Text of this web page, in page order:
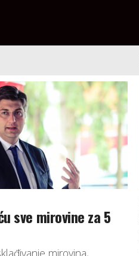
sve mirovine za 5
mirovina,